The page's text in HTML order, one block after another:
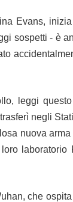
Evans,
sospetti - è
leggi
negli
nuova
che